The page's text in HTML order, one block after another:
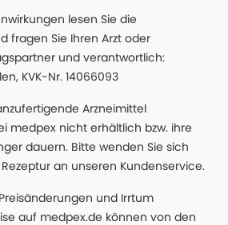
lesen Sie die
fragen Sie Ihren Arzt oder
und verantwortlich:
KVK-Nr. 14066093
Arzneimittel
medpex nicht erhältlich bzw. ihre
dauern. Bitte wenden Sie sich
an unseren Kundenservice.
und Irrtum
auf medpex.de können von den